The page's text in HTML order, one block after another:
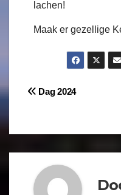
lachen!
Maak er gezellige
Dag 2024